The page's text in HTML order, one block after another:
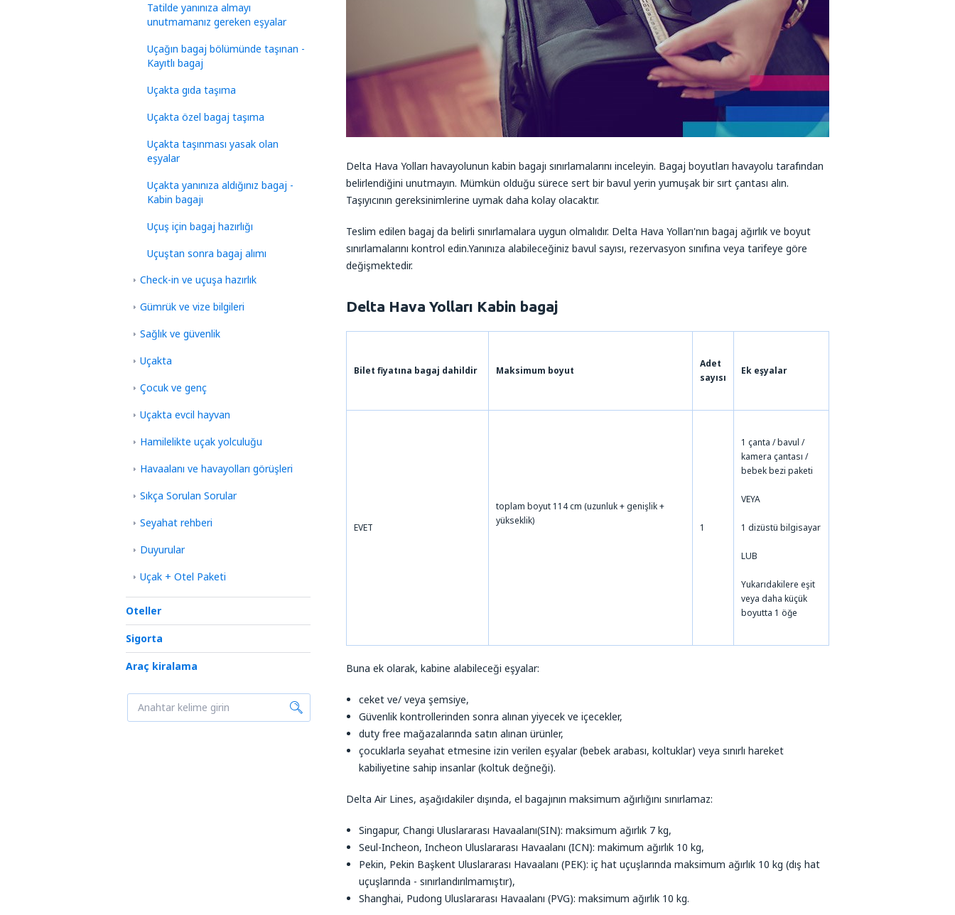
Tatilde yanınıza almayı
unutmamanız gereken eşyalar
Uçağın bagaj bölümünde taşınan -
Kayıtlı bagaj
Uçakta gıda taşıma
Uçakta özel bagaj taşıma
Uçakta taşınması yasak olan
eşyalar
Uçakta yanınıza aldığınız bagaj -
Kabin bagajı
Uçuş için bagaj hazırlığı
Uçuştan sonra bagaj alımı
Check-in ve uçuşa hazırlık
Gümrük ve vize bilgileri
Sağlık ve güvenlik
Uçakta
Çocuk ve genç
Uçakta evcil hayvan
Hamilelikte uçak yolculuğu
Havaalanı ve havayolları görüşleri
Sıkça Sorulan Sorular
Seyahat rehberi
Duyurular
Uçak + Otel Paketi
Oteller
Sigorta
Araç kiralama
Delta Hava Yolları havayolunun kabin bagajı sınırlamalarını inceleyin. Bagaj boyutları havayolu tarafından
belirlendiğini unutmayın. Mümkün olduğu sürece sert bir bavul yerin yumuşak bir sırt çantası alın.
Taşıyıcının gereksinimlerine uymak daha kolay olacaktır.
Teslim edilen bagaj da belirli sınırlamalara uygun olmalıdır. Delta Hava Yolları'nın bagaj ağırlık ve boyut
sınırlamalarını kontrol edin.Yanınıza alabileceğiniz bavul sayısı, rezervasyon sınıfına veya tarifeye göre
değişmektedir.
Delta Hava Yolları Kabin bagaj
Bilet fiyatına bagaj dahildir Maksimum boyut
Adet
sayısı
Ek eşyalar
EVET
toplam boyut 114 cm (uzunluk + genişlik +
yükseklik)
1
1 çanta / bavul /
kamera çantası /
bebek bezi paketi
VEYA
1 dizüstü bilgisayar
LUB
Yukarıdakilere eşit
veya daha küçük
boyutta 1 öğe
Buna ek olarak, kabine alabileceği eşyalar:
ceket ve/ veya şemsiye,
Güvenlik kontrollerinden sonra alınan yiyecek ve içecekler,
duty free mağazalarında satın alınan ürünler,
çocuklarla seyahat etmesine izin verilen eşyalar (bebek arabası, koltuklar) veya sınırlı hareket
kabiliyetine sahip insanlar (koltuk değneği).
Delta Air Lines, aşağıdakiler dışında, el bagajının maksimum ağırlığını sınırlamaz:
Singapur, Changi Uluslararası Havaalanı(SIN): maksimum ağırlık 7 kg,
Seul-Incheon, Incheon Uluslararası Havaalanı (ICN): makimum ağırlık 10 kg,
Pekin, Pekin Başkent Uluslararası Havaalanı (PEK): iç hat uçuşlarında maksimum ağırlık 10 kg (dış hat
uçuşlarında - sınırlandırılmamıştır),
Shanghai, Pudong Uluslararası Havaalanı (PVG): maksimum ağırlık 10 kg.